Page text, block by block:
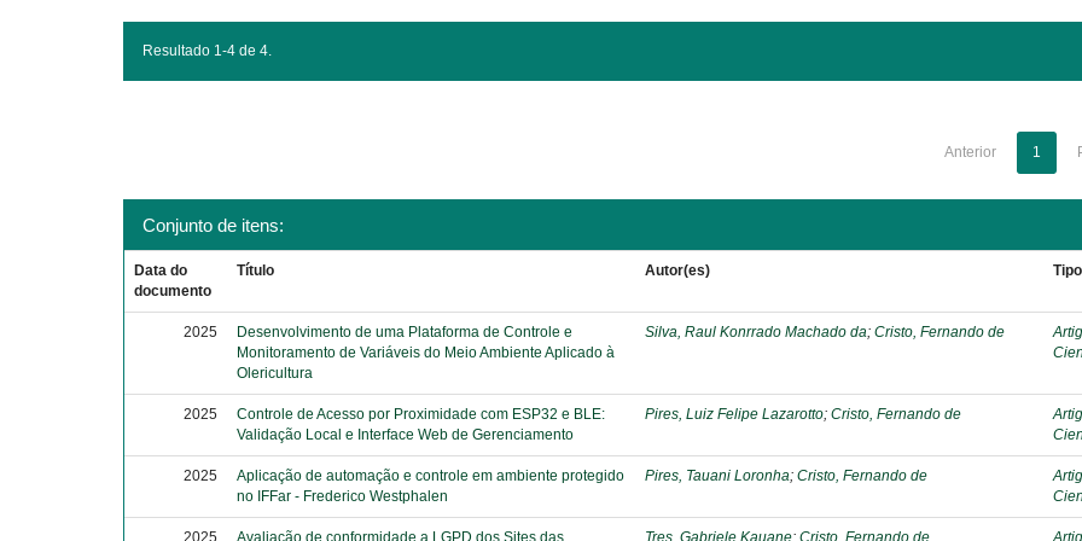
Resultado 1-4 de 4.
Anterior 1
Conjunto de itens:
Data do
documento
Título Autor(es) Tipo
2025
Desenvolvimento de uma Plataforma de Controle e
Monitoramento de Variáveis do Meio Ambiente Aplicado à
Olericultura
Silva, Raul Konrrado Machado da;Cristo, Fernando de
2025
Controle de Acesso por Proximidade com ESP32 e BLE:
Validação Local e Interface Web de Gerenciamento
Pires, Luiz Felipe Lazarotto;Cristo, Fernando de
2025
Aplicação de automação e controle em ambiente protegido
no IFFar - Frederico Westphalen
Pires, Tauani Loronha;Cristo, Fernando de
2025 Avaliação de conformidade a LGPD dos Sites das Tres, Gabriele Kauane;Cristo, Fernando de